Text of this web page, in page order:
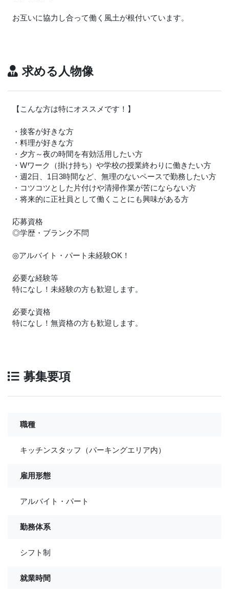
お互いに協力し合って働く風土が根付いています。
求める人物像
【こんな方は特にオススメです！】
・接客が好きな方
・料理が好きな方
・夕方～夜の時間を有効活用したい方
・Wワーク（掛け持ち）や学校の授業終わりに働きたい方
・週2日、1日3時間など、無理のないペースで勤務したい方
・コツコツとした片付けや清掃作業が苦にならない方
・将来的に正社員として働くことにも興味がある方
応募資格
◎学歴・ブランク不問
◎アルバイト・パート未経験OK！
必要な経験等
特になし！未経験の方も歓迎します。
必要な資格
特になし！無資格の方も歓迎します。
募集要項
職種
キッチンスタッフ（パーキングエリア内）
雇用形態
アルバイト・パート
勤務体系
シフト制
就業時間